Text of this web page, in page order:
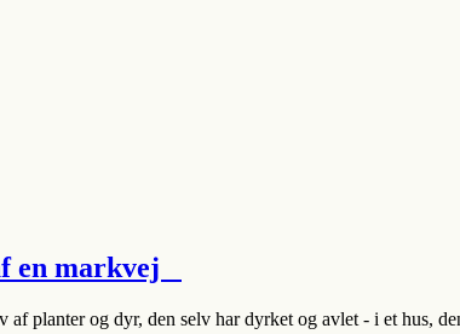
en markvej
af planter og dyr, den selv har dyrket og avlet - i et hus,